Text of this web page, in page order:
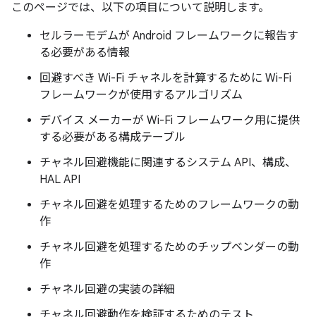
このページでは、以下の項目について説明します。
セルラーモデムが Android フレームワークに報告す
る必要がある情報
回避すべき Wi-Fi チャネルを計算するために Wi-Fi
フレームワークが使用するアルゴリズム
デバイス メーカーが Wi-Fi フレームワーク用に提供
する必要がある構成テーブル
チャネル回避機能に関連するシステム API、構成、
HAL API
チャネル回避を処理するためのフレームワークの動
作
チャネル回避を処理するためのチップベンダーの動
作
チャネル回避の実装の詳細